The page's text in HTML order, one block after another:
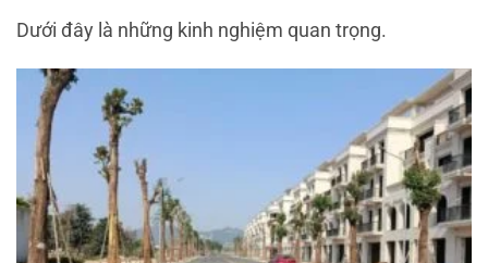
Dưới đây là những kinh nghiệm quan trọng.